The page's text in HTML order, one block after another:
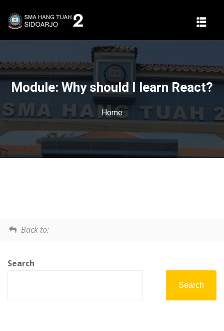
Module:Why should I learn React?
Home
Back to:
Search
Search